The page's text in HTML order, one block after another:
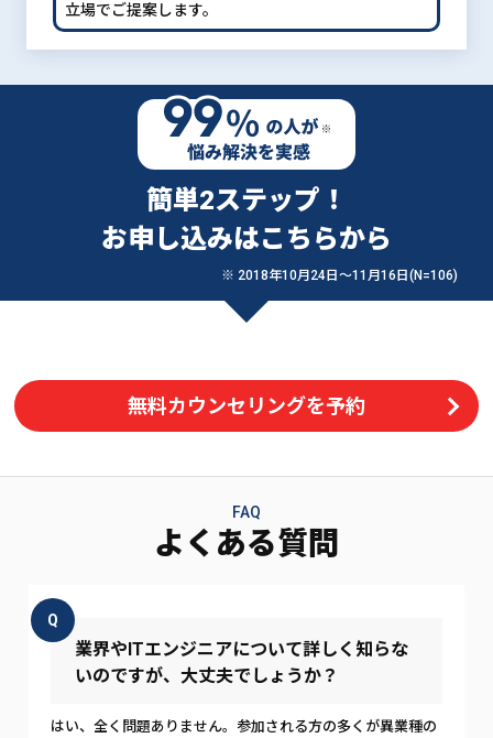
立場でご提案します。
簡単2ステップ！
お申し込みはこちらから
※ 2018年10月24日〜11月16日(N=106)
無料カウンセリングを予約
FAQ
よくある質問
Q
業界やITエンジニアについて詳しく知らな
いのですが、大丈夫でしょうか？
はい、全く問題ありません。参加される方の多くが異業種の